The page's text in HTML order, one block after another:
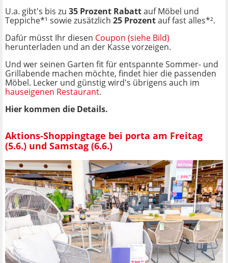
U.a. gibt's bis zu 35 Prozent Rabattauf Möbel und
Teppiche*¹ sowie zusätzlich 25 Prozentauf fast alles*².
Dafür müsst Ihr diesen Coupon (siehe Bild)
herunterladen und an der Kasse vorzeigen.
Und wer seinen Garten fit für entspannte Sommer- und
Grillabende machen möchte, findet hier die passenden
Möbel. Lecker und günstig wird's übrigens auch im
hauseigenen Restaurant.
Hier kommen die Details.
Aktions-Shoppingtage bei porta am Freitag
(5.6.) und Samstag (6.6.)